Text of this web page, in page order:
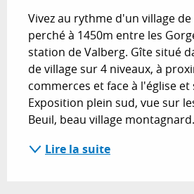
Vivez au rythme d'un village
perché à 1450m entre les
station de Valberg. Gîte situé
de village sur 4 niveaux, à
commerces et face à l'église et
Exposition plein sud, vue sur
Beuil, beau village
Lire la suite